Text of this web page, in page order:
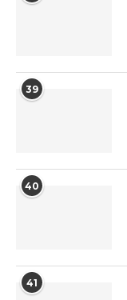
39
40
41